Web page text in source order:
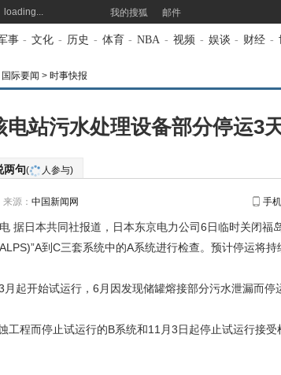
loading... 我的搜狐 邮件
事 - 文化 - 历史 - 体育 - NBA - 视频 - 娱谈 - 财经 -
国际要闻 > 时事快报
电站污水处理设备部分停运3
两句( 人参与)
来源： 中国新闻网 手
日本共同社报道，日本东京电力公司6日临时关闭福
到C三套系统中的A系统进行检查。预计停运将持
开始试运行，6月因发现储罐熔接部分污水泄漏而停
程而停止试运行的B系统和11月3日起停止试运行接受